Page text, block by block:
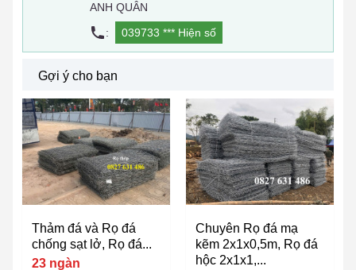
ANH QUÂN
:
039733 *** Hiện số
Gợi ý cho bạn
Thảm đá và Rọ đá
chống sạt lở, Rọ đá...
23 ngàn
Chuyên Rọ đá mạ
kẽm 2x1x0,5m, Rọ đá
hộc 2x1x1,...